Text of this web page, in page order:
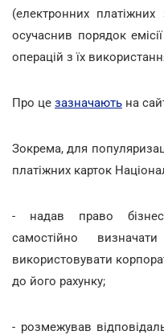
(електронних
осучаснив порядок
операцій з їх
Про це зазначають на
Зокрема, для
платіжних карток
- надав право
самостійно
використовувати
до його рахунку;
- розмежував